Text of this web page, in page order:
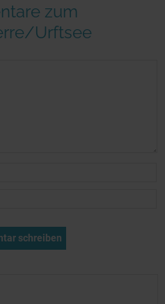
zum
Urftsee